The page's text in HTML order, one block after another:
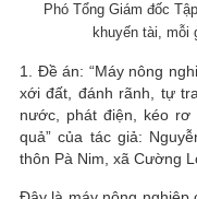
Phó Tổng Giám đốc
khuyến tài, mỗi
1. Đề án: “Máy nông
xới đất, đánh rãnh, tự
nước, phát điện, kéo rơ
quả” của tác giả:
thôn Pà Nim, xã Cường